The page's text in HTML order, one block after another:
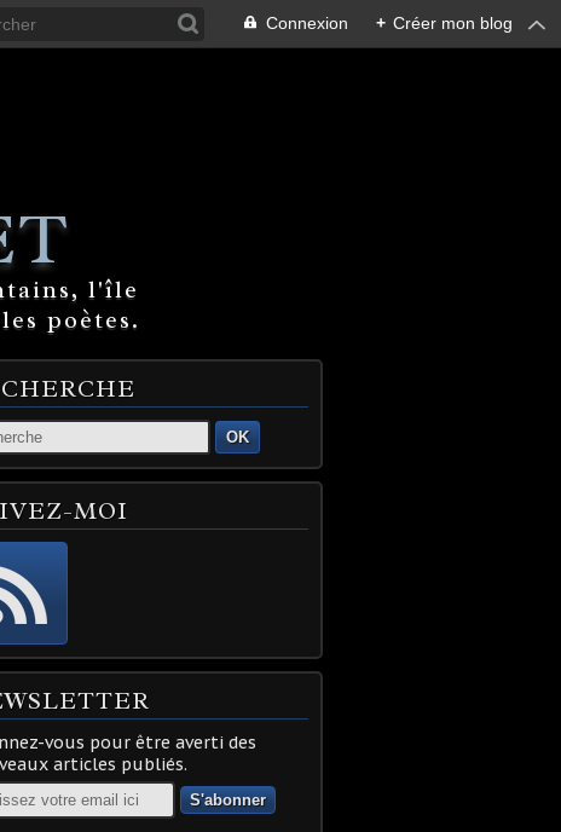
Connexion + Créer mon blog
l'île
poètes.
OK
MOI
vous pour être averti des
articles publiés.